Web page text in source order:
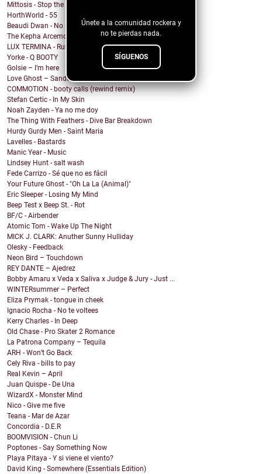
Únete a la comunidad rockera y
no te pierdas nada.
SÍGUENOS
Mittosis - Stop the questions
HorthWorld - 55
Beaudi Dwan - No Sense To Me
The Kepha Arcemont Experiment - Southern Boy
LUX TERMINA - Run Rabbit Run
Yorke - Q BOOTY
Golsie – I’m here
Love Ghost – Sandcastles
COMMOTION - booty calls (rewind remix)
Stefan Certic - In My Skin
Noah Zayden - Ya no me doy
The Thing With Feathers - Dive Bar Breakdown
Hurdy Gurdy Men - Saint Maria
Lavelles - Bastards
Manic Year - Music
Lindsey Hunt - salt wash
Fede Carrizo - Sé que no es fácil
Your Future Ghost - "Oh La La (Animal)"
Eric Sleeper - Losing My Mind
Beep Test x Beep St. - Rot
BF/C - Airbender
Atomic Tom - Wake Up The Night
MICK J. CLARK: Anuther Sunny Hulliday
Olesky - Feedback
Neon Bird – Touchdown
REY DANTE – Ajedrez
Bobby Amaru x Veda x Saliva x Judge & Jury - Just ...
WINTERsummer – Perfect
Eliza Prymak - tongue in cheek
Ignacio Rocha - No te voltees
Kerry Charles - In Deep
Old Chase - Pro Skater 2 Romance
La Patrona Company – Tequila
ARH - Won’t Go Back
Cely Riva - bills to pay
Real Kevin – April
Juan Quispe - De Una
WizardX - Monster Mind
Nico - Give me five
Teana - Mar de Azar
Concordia - D.E.R
BOOMVISION - Chun Li
Poptones - Say Something Now
Playa Pitaya - Y si viene el viento?
David King - Somewhere (Essentials Edition)